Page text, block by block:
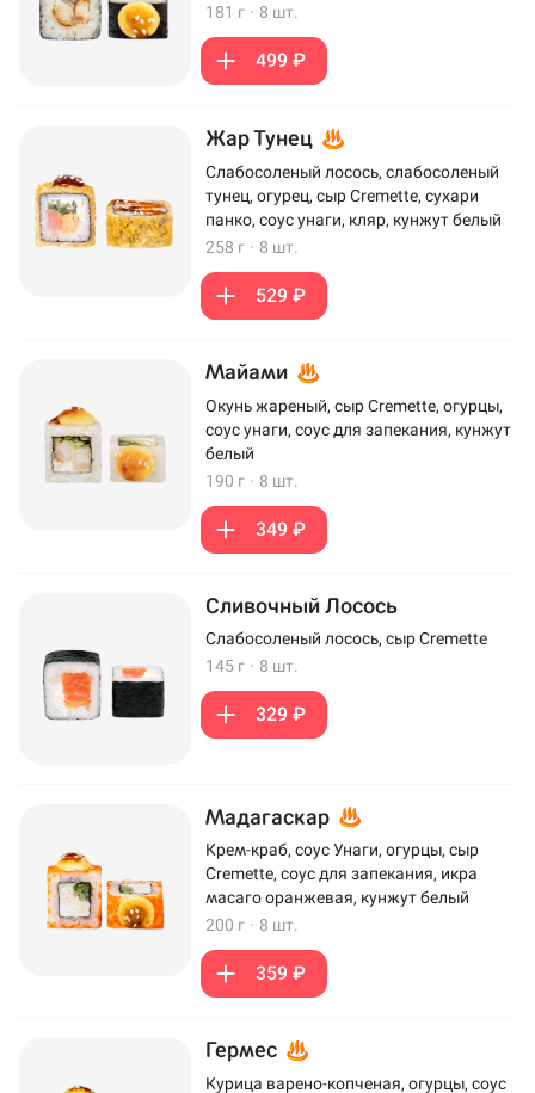
181 г · 8 шт.
499 ₽
Жар Тунец
Слабосоленый лосось, слабосоленый
тунец, огурец, сыр Cremette, сухари
панко, соус унаги, кляр, кунжут белый
258 г · 8 шт.
529 ₽
Майами
Окунь жареный, сыр Cremette, огурцы,
соус унаги, соус для запекания, кунжут
белый
190 г · 8 шт.
349 ₽
Сливочный Лосось
Слабосоленый лосось, сыр Cremette
145 г · 8 шт.
329 ₽
Мадагаскар
Крем-краб, соус Унаги, огурцы, сыр
Cremette, соус для запекания, икра
масаго оранжевая, кунжут белый
200 г · 8 шт.
359 ₽
Гермес
Курица варено-копченая, огурцы, соус